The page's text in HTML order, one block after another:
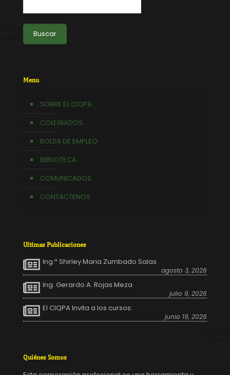
Buscar
Menu
SOBRE EL CIQPA
COLEGIADOS
BOLSA DE EMPLEO
BIBLIOTECA
COMUNICADOS
CONTÁCTENOS
Ultimas Publicaciones
Ing.ª Shirley Maria Zumbado Salas
agosto 3, 2026
Ing. Gerardo A. Rojas Meza
julio 9, 2026
El CIQPA Invita a los cursos:
junio 19, 2026
Quiénes Somos